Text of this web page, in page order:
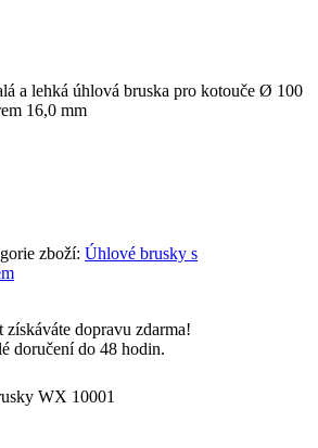
a lehká úhlová bruska pro kotouče Ø 100
16,0 mm
zboží: Úhlové brusky s
získáváte dopravu zdarma!
doručení do 48 hodin.